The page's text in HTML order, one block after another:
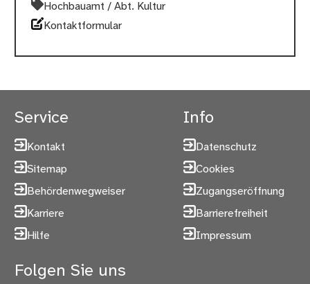
Hochbauamt / Abt. Kultur
Kontaktformular
Service
Kontakt
Sitemap
Behördenwegweiser
Karriere
Hilfe
Info
Datenschutz
Cookies
Zugangseröffnung
Barrierefreiheit
Impressum
Folgen Sie uns